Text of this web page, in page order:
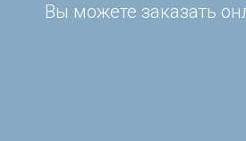
Вы можете заказать